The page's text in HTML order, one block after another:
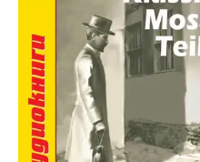
Партнерам